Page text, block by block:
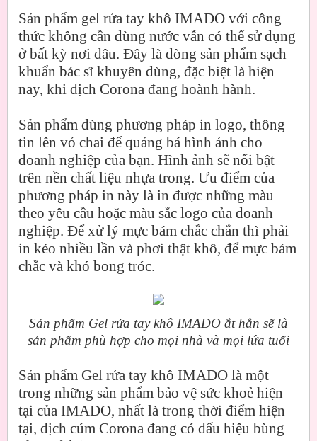
Sản phẩm gel rửa tay khô IMADO với công
thức không cần dùng nước vẫn có thể sử dụng
ở bất kỳ nơi đâu. Đây là dòng sản phẩm sạch
khuẩn bác sĩ khuyên dùng, đặc biệt là hiện
nay, khi dịch Corona đang hoành hành.
Sản phẩm dùng phương pháp in logo, thông
tin lên vỏ chai để quảng bá hình ảnh cho
doanh nghiệp của bạn. Hình ảnh sẽ nổi bật
trên nền chất liệu nhựa trong. Ưu điểm của
phương pháp in này là in được những màu
theo yêu cầu hoặc màu sắc logo của doanh
nghiệp. Để xử lý mực bám chắc chắn thì phải
in kéo nhiều lần và phơi thật khô, để mực bám
chắc và khó bong tróc.
Sản phẩm Gel rửa tay khô IMADO ắt hẳn sẽ là
sản phẩm phù hợp cho mọi nhà và mọi lứa tuổi
Sản phẩm Gel rửa tay khô IMADO là một
trong những sản phẩm bảo vệ sức khoẻ hiện
tại của IMADO, nhất là trong thời điểm hiện
tại, dịch cúm Corona đang có dấu hiệu bùng